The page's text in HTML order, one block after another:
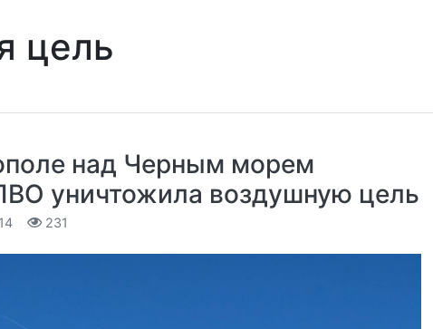
цель
над Черным морем
уничтожила воздушную цель
231